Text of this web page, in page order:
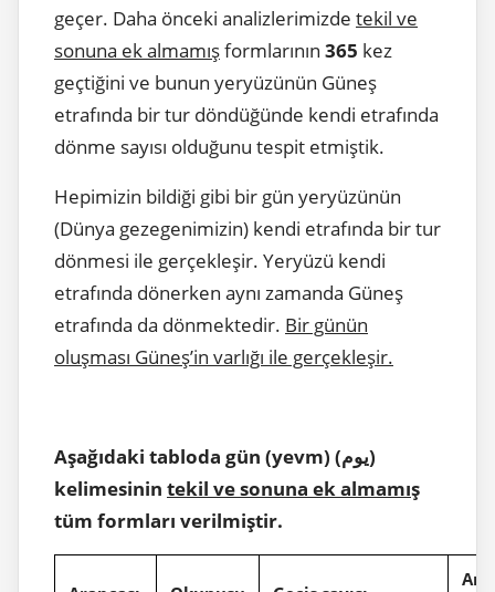
geçer. Daha önceki analizlerimizde tekil ve
sonuna ek almamışformlarının 365 kez
geçtiğini ve bunun yeryüzünün Güneş
etrafında bir tur döndüğünde kendi etrafında
dönme sayısı olduğunu tespit etmiştik.
Hepimizin bildiği gibi bir gün yeryüzünün
(Dünya gezegenimizin) kendi etrafında bir tur
dönmesi ile gerçekleşir. Yeryüzü kendi
etrafında dönerken aynı zamanda Güneş
etrafında da dönmektedir. Bir günün
oluşması Güneş’in varlığı ile gerçekleşir.
Aşağıdaki tabloda gün (yevm) (يوم)
kelimesinin tekil ve sonuna ek almamış
tüm formları verilmiştir.